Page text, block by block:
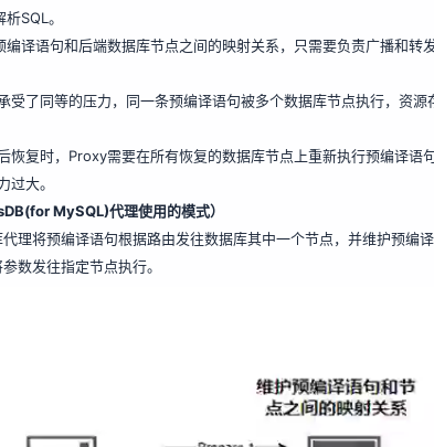
SQL。
译语句和后端数据库节点之间的映射关系，只需要负责广播和转
受了同等的压力，同一条预编译语句被多个数据库节点执行，资
恢复时，Proxy需要在所有恢复的数据库节点上重新执行预编译语
过大。
MySQL)代理使用的模式）
理将预编译语句根据路由发往数据库其中一个节点，并维护预编
数发往指定节点执行。